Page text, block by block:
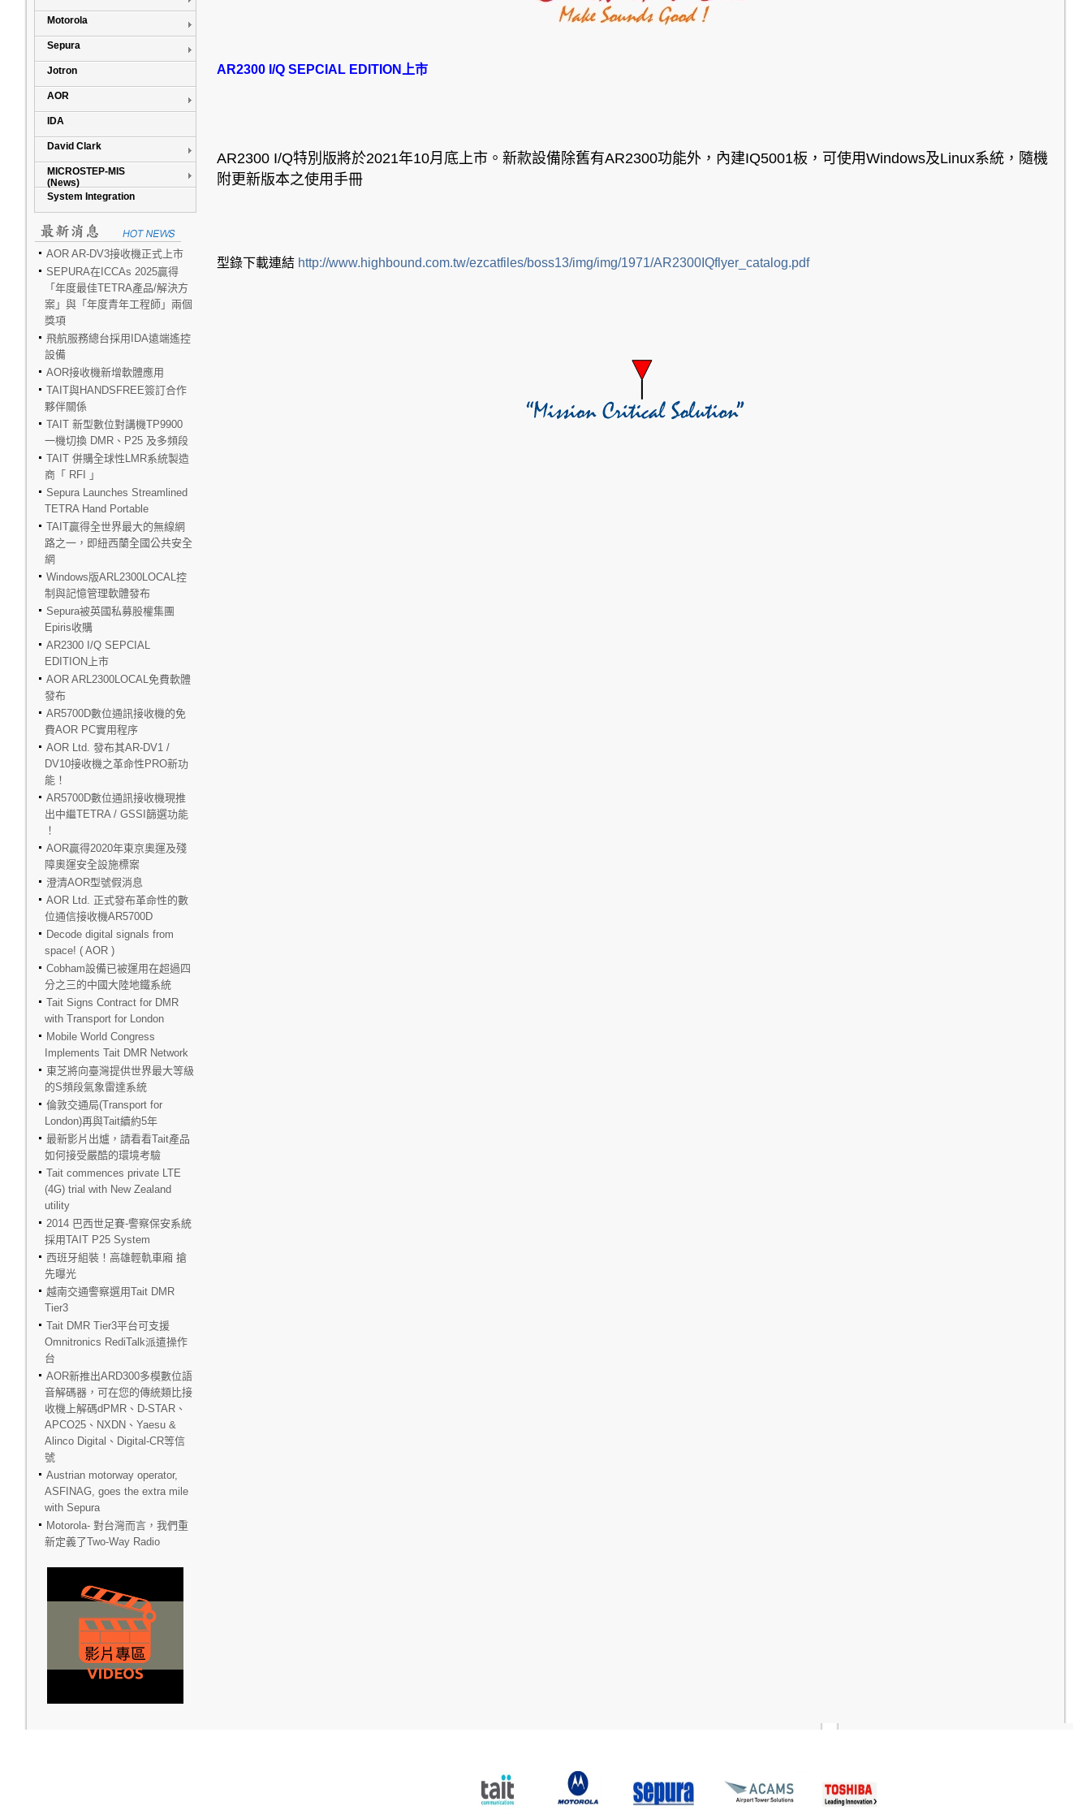
Motorola
Sepura
Jotron
AOR
IDA
David Clark
MICROSTEP-MIS
(News)
System Integration
AOR AR-DV3接收機正式上市
SEPURA在ICCAs 2025贏得
「年度最佳TETRA產品/解決方
案」與「年度青年工程師」兩個
獎項
飛航服務總台採用IDA遠端遙控
設備
AOR接收機新增軟體應用
TAIT與HANDSFREE簽訂合作
夥伴關係
TAIT 新型數位對講機TP9900
一機切換 DMR、P25 及多頻段
TAIT 併購全球性LMR系統製造
商「 RFI 」
Sepura Launches Streamlined
TETRA Hand Portable
TAIT贏得全世界最大的無線網
路之一，即紐西蘭全國公共安全
網
Windows版ARL2300LOCAL控
制與記憶管理軟體發布
Sepura被英國私募股權集團
Epiris收購
AR2300 I/Q SEPCIAL
EDITION上市
AOR ARL2300LOCAL免費軟體
發布
AR5700D數位通訊接收機的免
費AOR PC實用程序
AOR Ltd. 發布其AR-DV1 /
DV10接收機之革命性PRO新功
能！
AR5700D數位通訊接收機現推
出中繼TETRA / GSSI篩選功能
！
AOR贏得2020年東京奧運及殘
障奧運安全設施標案
澄清AOR型號假消息
AOR Ltd. 正式發布革命性的數
位通信接收機AR5700D
Decode digital signals from
space! ( AOR )
Cobham設備已被運用在超過四
分之三的中國大陸地鐵系統
Tait Signs Contract for DMR
with Transport for London
Mobile World Congress
Implements Tait DMR Network
東芝將向臺灣提供世界最大等級
的S頻段氣象雷達系統
倫敦交通局(Transport for
London)再與Tait續約5年
最新影片出爐，請看看Tait產品
如何接受嚴酷的環境考驗
Tait commences private LTE
(4G) trial with New Zealand
utility
2014 巴西世足賽-警察保安系統
採用TAIT P25 System
西班牙組裝！高雄輕軌車廂 搶
先曝光
越南交通警察選用Tait DMR
Tier3
Tait DMR Tier3平台可支援
Omnitronics RediTalk派遣操作
台
AOR新推出ARD300多模數位語
音解碼器，可在您的傳統類比接
收機上解碼dPMR、D-STAR、
APCO25、NXDN、Yaesu &
Alinco Digital、Digital-CR等信
號
Austrian motorway operator,
ASFINAG, goes the extra mile
with Sepura
Motorola- 對台灣而言，我們重
新定義了Two-Way Radio
AR2300 I/Q SEPCIAL EDITION 上市
AR2300 I/Q特別版將於2021年10月底上市。新款設備除舊有AR2300功能外，內建IQ5001板，可使用Windows及Linux系統，隨機
附更新版本之使用手冊
型錄下載連結 http://www.highbound.com.tw/ezcatfiles/boss13/img/img/1971/AR2300IQflyer_catalog.pdf